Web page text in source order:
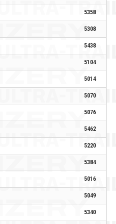
5358
5308
5438
5104
5014
5070
5076
5462
5220
5384
5016
5049
5340